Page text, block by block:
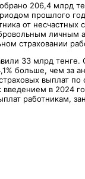
206,4 млрд
прошлого
от несчастных
личным
страховании
33 млрд тенге.
больше, чем за
выплат по
введением в 2024
работникам,